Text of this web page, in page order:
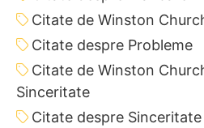
Citate de Winston
Citate despre Probleme
Citate de Winston
Sinceritate
Citate despre Sinceritate